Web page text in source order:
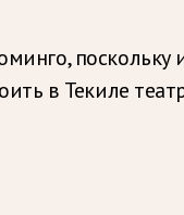
в Текиле